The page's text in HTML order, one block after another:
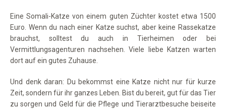
Eine Somali-Katze von einem guten Züchter kostet etwa 1500
Euro. Wenn du nach einer Katze suchst, aber keine Rassekatze
brauchst, solltest du auch in Tierheimen oder bei
Vermittlungsagenturen nachsehen. Viele liebe Katzen warten
dort auf ein gutes Zuhause.
Und denk daran: Du bekommst eine Katze nicht nur für kurze
Zeit, sondern für ihr ganzes Leben. Bist du bereit, gut für das Tier
zu sorgen und Geld für die Pflege und Tierarztbesuche beiseite